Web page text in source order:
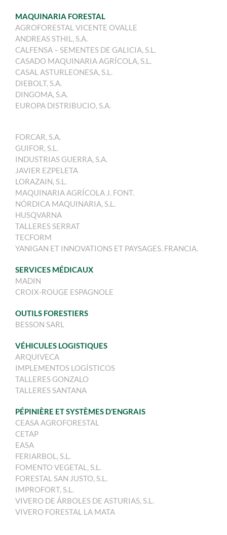
MAQUINARIA FORESTAL
AGROFORESTAL VICENTE OVALLE
ANDREAS STHIL, S.A.
CALFENSA – SEMENTES DE GALICIA, S.L.
CASADO MAQUINARIA AGRÍCOLA, S.L.
CASAL ASTURLEONESA, S.L.
DIEBOLT, S.A.
DINGOMA, S.A.
EUROPA DISTRIBUCIO, S.A.
FORCAR, S.A.
GUIFOR, S.L.
INDUSTRIAS GUERRA, S.A.
JAVIER EZPELETA
LORAZAIN, S.L.
MAQUINARIA AGRÍCOLA J. FONT.
NÓRDICA MAQUINARIA, S.L.
HUSQVARNA
TALLERES SERRAT
TECFORM
YANIGAN ET INNOVATIONS ET PAYSAGES. FRANCIA.
SERVICES MÉDICAUX
MADIN
CROIX-ROUGE ESPAGNOLE
OUTILS FORESTIERS
BESSON SARL
VÉHICULES LOGISTIQUES
ARQUIVECA
IMPLEMENTOS LOGÍSTICOS
TALLERES GONZALO
TALLERES SANTANA
PÉPINIÈRE ET SYSTÈMES D’ENGRAIS
CEASA AGROFORESTAL
CETAP
EASA
FERIARBOL, S.L.
FOMENTO VEGETAL, S.L.
FORESTAL SAN JUSTO, S.L.
IMPROFORT, S.L.
VIVERO DE ÁRBOLES DE ASTURIAS, S.L.
VIVERO FORESTAL LA MATA